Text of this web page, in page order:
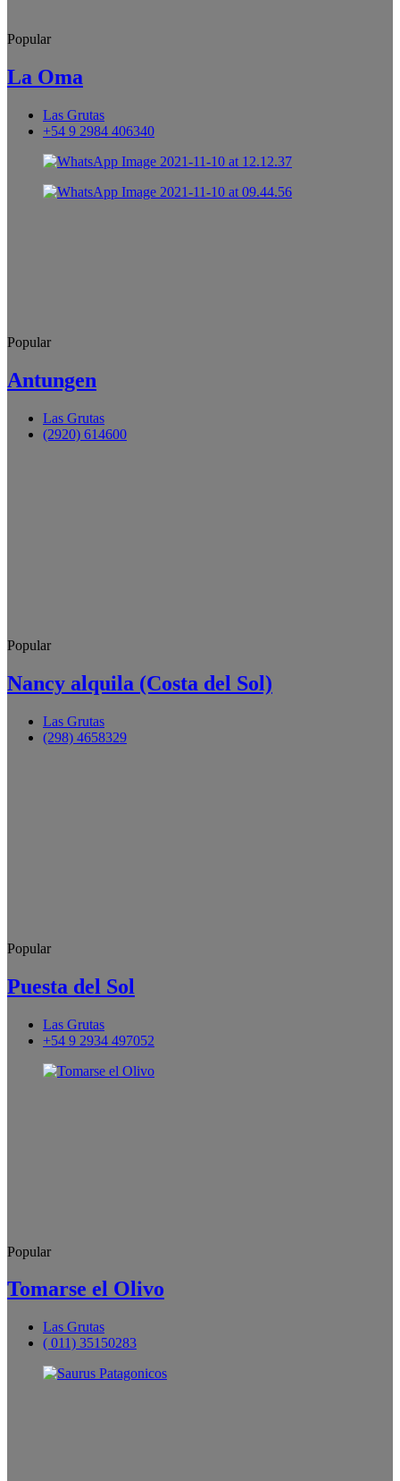
Popular
La Oma
Las Grutas
+54 9 2984 406340
Popular
Antungen
Las Grutas
(2920) 614600
Popular
Nancy alquila (Costa del Sol)
Las Grutas
(298) 4658329
Popular
Puesta del Sol
Las Grutas
+54 9 2934 497052
Popular
Tomarse el Olivo
Las Grutas
( 011) 35150283